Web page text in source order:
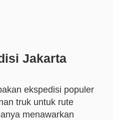
Jakarta
ekspedisi populer
truk untuk rute
menawarkan